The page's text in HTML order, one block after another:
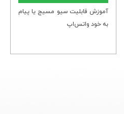
آموزش قابلیت سیو مسیج یا پیام
به خود واتس‌اپ